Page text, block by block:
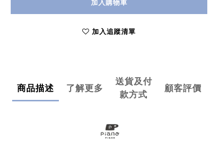
加入購物車
加入追蹤清單
商品描述 了解更多
送貨及付
款方式
顧客評價